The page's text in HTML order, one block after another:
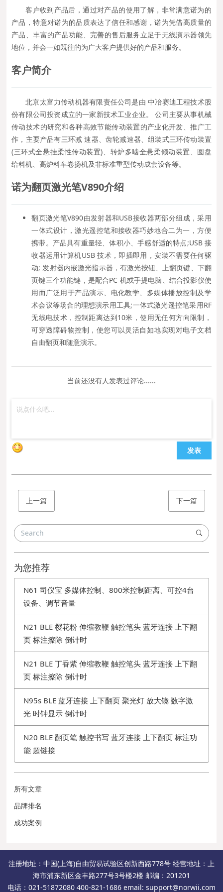
客户收到产品后，通过对产品的使用了解，非常满意诺为的
产品，特意对诺为的品质表达了信任和感谢，诺为凭借高质量的
产品、丰富的产品功能、完善的售后服务立足于无线演示器领先
地位，并会一如既往的为广大客户提供好的产品和服务。
客户简介
北京太富力传动机器有限责任公司是由 中冶赛迪工程技术股
份有限公司投资成立的一家新技术工业企业。 公司主要从事机械
传动技术的研究和各种高效节能传动装置的产业化开发、推广工
作，主要产品有三环减 速器、齿轮减速器、组装式三环传动装置
(三环式全悬挂柔性传动装置)、转炉多啮全悬柔倾动装置、圆盘
给料机、高炉料车卷扬机及非标准重型传动成套设备等。
诺为翻页激光笔V890介绍
翻页激光笔V890由发射器和USB接收器两部分组成，采用
一体式设计，激光遥控笔和接收器巧妙地合二为一，方便
携带。产品具有重量轻、体积小、手感舒适的特点;USB 接
收器运用计算机USB 技术，即插即用，安装不需要任何驱
动; 发射器内嵌激光指示器，有激光按钮、上翻页键、下翻
页键三个功能键，是配合PC 机或手提电脑、结合投影仪使
用而广泛用于产品演示、电化教学、多媒体播放控制及学
术会议等场合的理想演示用工具;一体式激光遥控笔采用RF
无线电技术，控制距离达到10米，使用无任何方向限制，
可穿透障碍物控制，使您可以灵活自如地实现对电子文档
自由翻页和随意演示。
当前还没有人发表过评论......
发表
上一篇 下一篇
为您推荐
N61 司仪宝 多媒体控制、800米控制距离、可控4台
设备、调节音量
N21 BLE 樱花粉 伸缩教鞭 触控笔头 蓝牙连接 上下翻
页 标注擦除 倒计时
N21 BLE 丁香紫 伸缩教鞭 触控笔头 蓝牙连接 上下翻
页 标注擦除 倒计时
N95s BLE 蓝牙连接 上下翻页 聚光灯 放大镜 数字激
光 时钟显示 倒计时
N20 BLE 翻页笔 触控书写 蓝牙连接 上下翻页 标注功
能 超链接
所有文章
品牌排名
成功案例
注册地址：中国(上海)自由贸易试验区创新西路778号 经营地址：上
海市浦东新区金丰路277号3号楼2楼 邮编：201201
电话：021-51872080 400-821-1686 email: support@norwii.com